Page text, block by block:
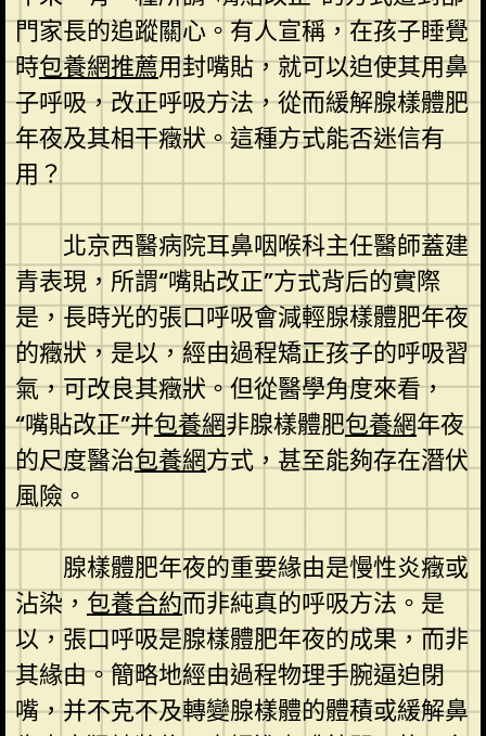
門家長的追蹤關心。有人宣稱，在孩子睡覺
時包養網推薦用封嘴貼，就可以迫使其用鼻
子呼吸，改正呼吸方法，從而緩解腺樣體肥
年夜及其相干癥狀。這種方式能否迷信有
用？
北京西醫病院耳鼻咽喉科主任醫師蓋建
青表現，所謂“嘴貼改正”方式背后的實際
是，長時光的張口呼吸會減輕腺樣體肥年夜
的癥狀，是以，經由過程矯正孩子的呼吸習
氣，可改良其癥狀。但從醫學角度來看，
“嘴貼改正”并包養網非腺樣體肥包養網年夜
的尺度醫治包養網方式，甚至能夠存在潛伏
風險。
腺樣體肥年夜的重要緣由是慢性炎癥或
沾染， 包養合約而非純真的呼吸方法。是
以，張口呼吸是腺樣體肥年夜的成果，而非
其緣由。簡略地經由過程物理手腕逼迫閉
嘴，并不克不及轉變腺樣體的體積或緩解鼻